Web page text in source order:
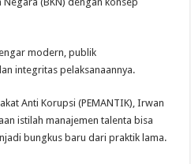
modern, publik
integritas pelaksanaannya.
Anti Korupsi (PEMANTIK), Irwan
istilah manajemen talenta bisa
bungkus baru dari praktik lama.